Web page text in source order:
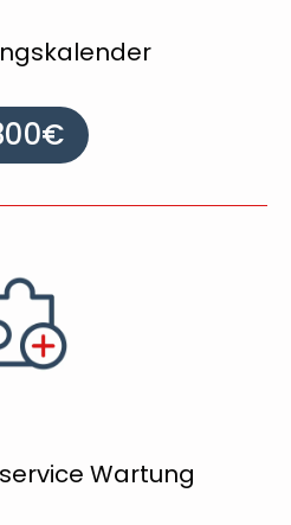
Wartung